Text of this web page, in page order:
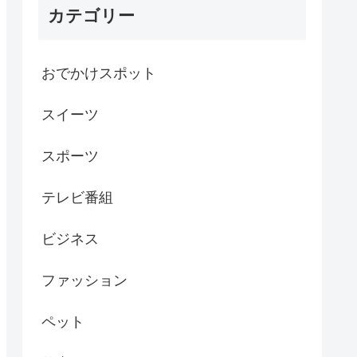
カテゴリー
おでかけスポット
スイーツ
スポーツ
テレビ番組
ビジネス
ファッション
ペット